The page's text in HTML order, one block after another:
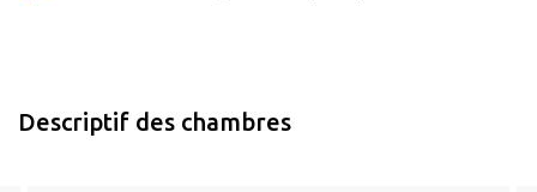
Descriptif des chambres